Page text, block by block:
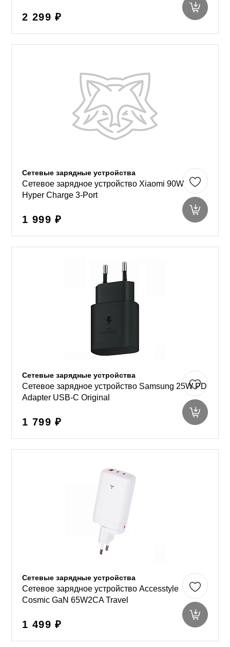
2 299 ₽
Сетевые зарядные устройства
Сетевое зарядное устройство Xiaomi 90W
Hyper Charge 3-Port
1 999 ₽
Сетевые зарядные устройства
Сетевое зарядное устройство Samsung 25W PD
Adapter USB-C Original
1 799 ₽
Сетевые зарядные устройства
Сетевое зарядное устройство Accesstyle
Cosmic GaN 65W2CA Travel
1 499 ₽